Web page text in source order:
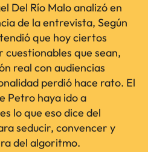
Del Río Malo analizó en
de la entrevista, Según
que hoy ciertos
que sean,
real con audiencias
perdió hace rato. El
Petro haya ido a
lo que eso dice del
seducir, convencer y
del algoritmo.